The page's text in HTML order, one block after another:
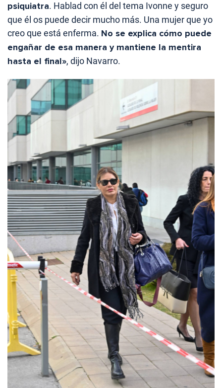
psiquiatra. Hablad con él del tema Ivonne y seguro
que él os puede decir mucho más. Una mujer que yo
creo que está enferma. No se explica cómo puede
engañar de esa manera y mantiene la mentira
hasta el final», dijo Navarro.